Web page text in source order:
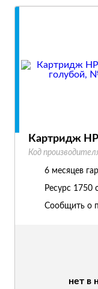
нет в
Картридж
Код
6 месяцев
Ресурс 1750
Сообщить о